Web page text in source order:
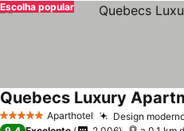
Escolha popular
5 Estrelas Aparthotel Design
Quebecs Luxury